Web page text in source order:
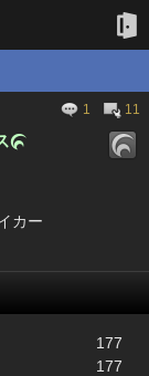
1 11

カー
177
177